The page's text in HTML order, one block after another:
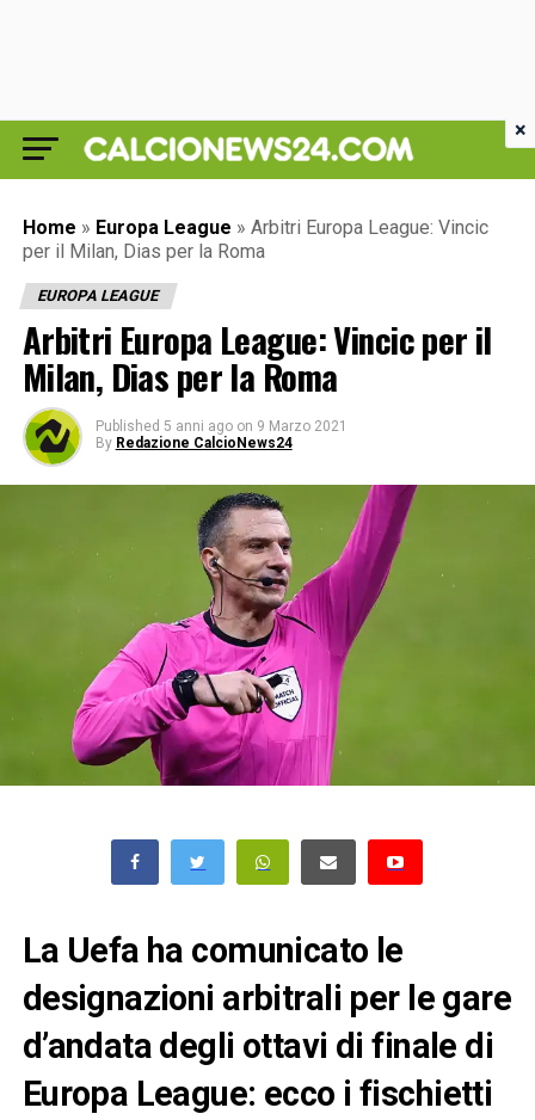
Home » Europa League » Arbitri Europa League: Vincic
per il Milan, Dias per la Roma
EUROPA LEAGUE
Arbitri Europa League: Vincic per il
Milan, Dias per la Roma
Published 5 anni ago on 9 Marzo 2021
By Redazione CalcioNews24
La Uefa ha comunicato le
designazioni arbitrali per le gare
d’andata degli ottavi di finale di
Europa League: ecco i fischietti
×